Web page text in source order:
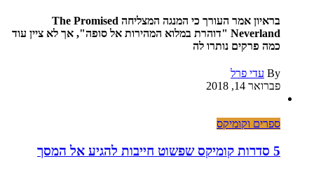
בראיון אמר העורך כי המנגה המצליחה The Promised
Neverland "דוהרת במלוא המהירות אל סופה", אך לא ציין עוד
כמה פרקים נותרו לה
By עדי פרל
פברואר 14, 2018
ספרים וקומיקס
5 סדרות קומיקס שפשוט חייבות להגיע אל המסך